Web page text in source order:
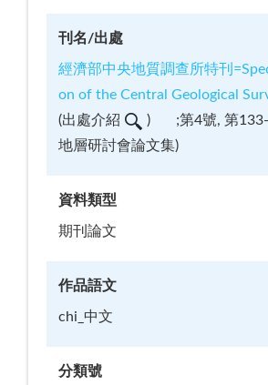
刊名/出處
經濟部中央地質調查所特刊
on of the Central Geological
(出處介紹 )
;第4號, 第
地層研討會論文集)
資料類型
期刊論文
作品語文
chi_中文
分類號